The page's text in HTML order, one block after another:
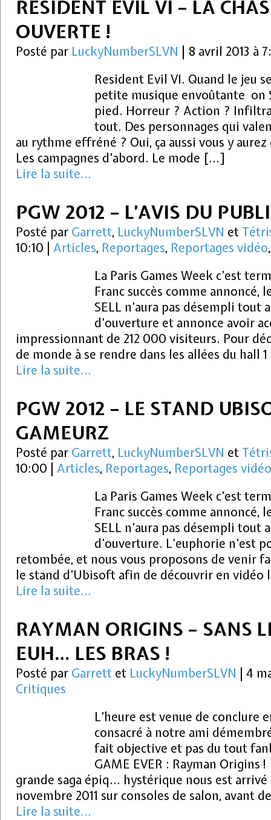
RESIDENT EVIL VI – LA
OUVERTE !
Posté par LuckyNumberSLVN
8 avril 2013 à
Resident Evil VI. Quand le jeu
petite musique envoûtante on
pied. Horreur ? Action ?
tout. Des personnages qui
au rythme effréné ? Oui, ça aussi vous y
Les campagnes d’abord. Le mode […]
Lire la suite...
PGW 2012 – L’AVIS DU
Posté par Garrett, LuckyNumberSLVN et
10:10
Articles, Reportages, Reportages vidéo
La Paris Games Week c’est
Franc succès comme annoncé,
SELL n’aura pas désempli tout
d’ouverture et annonce avoir
impressionnant de 212 000 visiteurs. Pour
de monde à se rendre dans les allées du hall
Lire la suite...
PGW 2012 – LE STAND
GAMEURZ
Posté par Garrett, LuckyNumberSLVN et
10:00
Articles, Reportages, Reportages vidéo
La Paris Games Week c’est
Franc succès comme annoncé,
SELL n’aura pas désempli tout
d’ouverture. L’euphorie n’est
retombée, et nous vous proposons de venir
le stand d’Ubisoft afin de découvrir en
Lire la suite...
RAYMAN ORIGINS – SANS
EUH… LES BRAS !
Posté par Garrett et LuckyNumberSLVN
4
Critiques
L’heure est venue de conclure
consacré à notre ami
fait objective et pas du tout
GAME EVER : Rayman Origins
grande saga épiq… hystérique nous est
novembre 2011 sur consoles de salon, avant
Lire la suite...